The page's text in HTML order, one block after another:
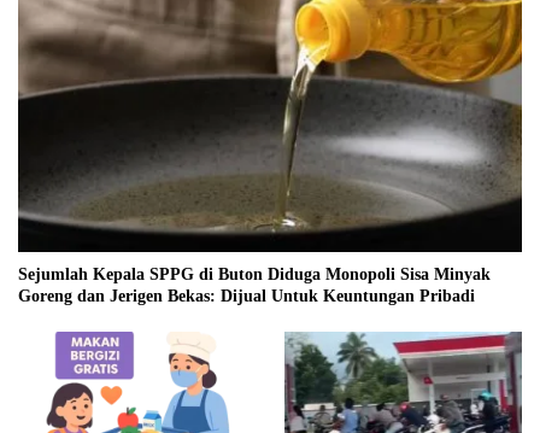
Sejumlah Kepala SPPG di Buton Diduga Monopoli Sisa Minyak
Goreng dan Jerigen Bekas: Dijual Untuk Keuntungan Pribadi